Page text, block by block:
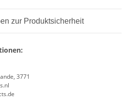
zur Produktsicherheit
3771